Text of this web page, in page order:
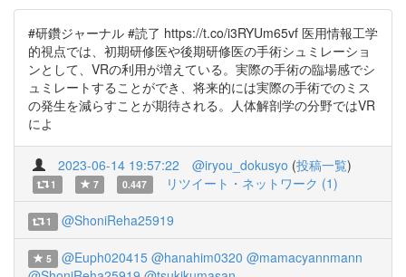
#研鑽ジャーナル #読了 https://t.co/i3RYUm65vf 医用情報工学
的視点では、初期研修医や後期研修医の手術シュミレーショ
ンとして、VRの利用が増えている。実際の手術の臨場感でシ
ュミレートすることができ、将来的には実際の手術でのミス
の発生を減らすことが期待される。人体解剖学の分野ではVR
によ
2023-06-14 19:57:22 @iryou_dokusyo (投稿一覧)
1 7 0.447 リツイート・ネットワーク (1)
1 @ShoniReha25919
5 @Euph020415 @hanahim0320 @mamacyannmann